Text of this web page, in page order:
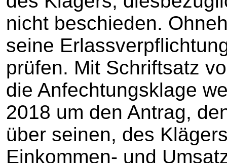
nicht beschieden.
seine
prüfen. Mit Schriftsatz
die Anfechtungsklage
2018 um den Antrag,
über seinen, des
Einkommen- und